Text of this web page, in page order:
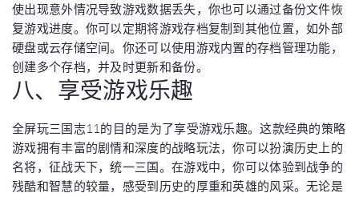
使出现意外情况导致游戏数据丢失，你也可以通过备份文件恢
复游戏进度。你可以定期将游戏存档复制到其他位置，如外部
硬盘或云存储空间。你还可以使用游戏内置的存档管理功能，
创建多个存档，并及时更新和备份。
八、享受游戏乐趣
全屏玩三国志11的目的是为了享受游戏乐趣。这款经典的策略
游戏拥有丰富的剧情和深度的战略玩法，你可以扮演历史上的
名将，征战天下，统一三国。在游戏中，你可以体验到战争的
残酷和智慧的较量，感受到历史的厚重和英雄的风采。无论是